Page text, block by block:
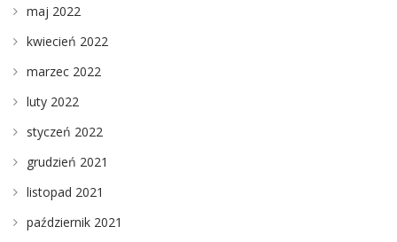
maj 2022
kwiecień 2022
marzec 2022
luty 2022
styczeń 2022
grudzień 2021
listopad 2021
październik 2021